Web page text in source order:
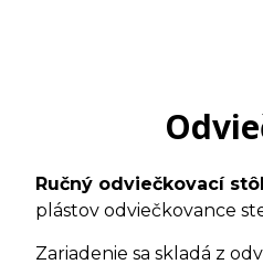
Ručný odviečkovací
plástov odviečkovance
Zariadenie sa skladá z